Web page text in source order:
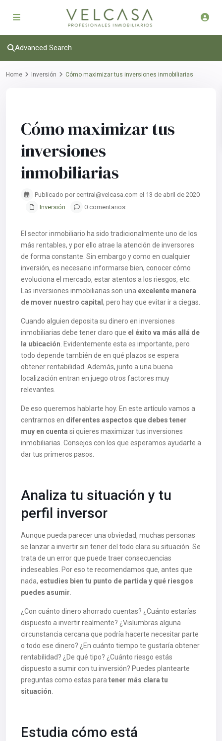
Advanced Search
Home Inversión Cómo maximizar tus inversiones inmobiliarias
Cómo maximizar tus
inversiones
inmobiliarias
Publicado por central@velcasa.com el 13 de abril de 2020
Inversión
0 comentarios
El sector inmobiliario ha sido tradicionalmente uno de los
más rentables, y por ello atrae la atención de inversores
de forma constante. Sin embargo y como en cualquier
inversión, es necesario informarse bien, conocer cómo
evoluciona el mercado, estar atentos a los riesgos, etc.
Las inversiones inmobiliarias son una excelente manera
de mover nuestro capital , pero hay que evitar ir a ciegas.
Cuando alguien deposita su dinero en inversiones
inmobiliarias debe tener claro que el éxito va más allá de
la ubicación . Evidentemente esta es importante, pero
todo depende también de en qué plazos se espera
obtener rentabilidad. Además, junto a una buena
localización entran en juego otros factores muy
relevantes.
De eso queremos hablarte hoy. En este artículo vamos a
centrarnos en diferentes aspectos que debes tener
muy en cuenta si quieres maximizar tus inversiones
inmobiliarias. Consejos con los que esperamos ayudarte a
dar tus primeros pasos.
Analiza tu situación y tu
perfil inversor
Aunque pueda parecer una obviedad, muchas personas
se lanzar a invertir sin tener del todo clara su situación. Se
trata de un error que puede traer consecuencias
indeseables. Por eso te recomendamos que, antes que
nada, estudies bien tu punto de partida y qué riesgos
puedes asumir
¿Con cuánto dinero ahorrado cuentas? ¿Cuánto estarías
dispuesto a invertir realmente? ¿Vislumbras alguna
circunstancia cercana que podría hacerte necesitar parte
o todo ese dinero? ¿En cuánto tiempo te gustaría obtener
rentabilidad? ¿De qué tipo? ¿Cuánto riesgo estás
dispuesto a sumir con tu inversión? Puedes plantearte
preguntas como estas para tener más clara tu
situación
Estudia cómo está